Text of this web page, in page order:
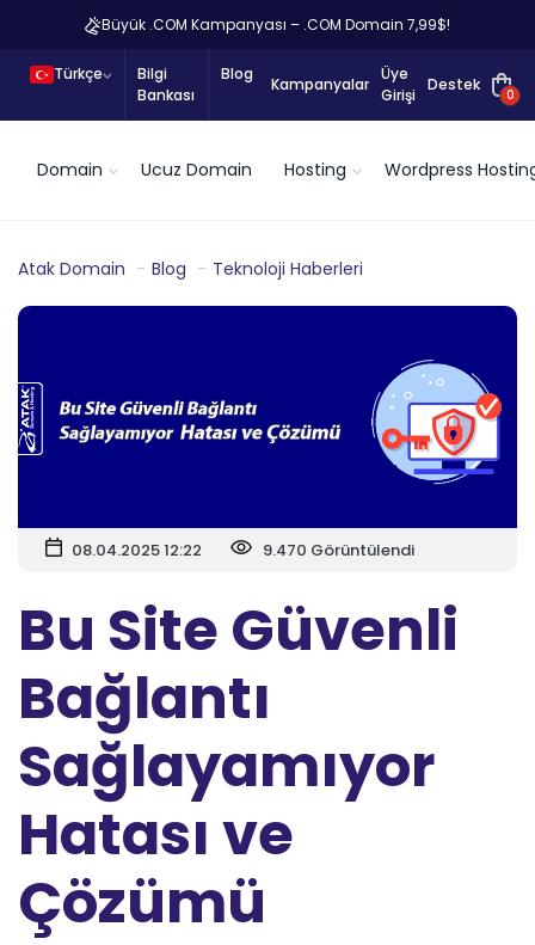
Büyük .COM Kampanyası – .COM Domain 7,99$!
Türkçe
Bilgi
Bankası
Blog
Kampanyalar
Üye
Girişi
Destek
0
Domain Ucuz Domain Hosting Wordpress
Atak Domain Blog Teknoloji Haberleri
08.04.2025 12:22 9.470 Görüntülendi
Bu Site Güvenli
Bağlantı
Sağlayamıyor
Hatası ve
Çözümü